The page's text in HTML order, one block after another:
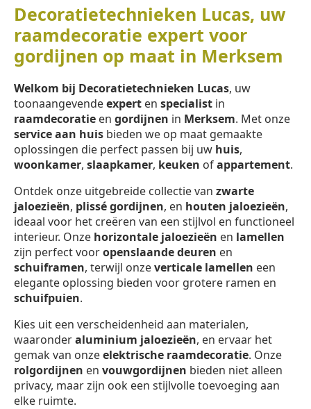
Decoratietechnieken Lucas, uw
raamdecoratie expert voor
gordijnen op maat in Merksem
Welkom bij Decoratietechnieken Lucas, uw
toonaangevendeexpert en specialist in
raamdecoratie en gordijnen in Merksem. Met onze
service aan huis bieden we op maat gemaakte
oplossingen die perfect passen bij uw huis,
woonkamer, slaapkamer, keuken ofappartement.
Ontdek onze uitgebreide collectie van zwarte
jaloezieën, plissé gordijnen, en houten jaloezieën,
ideaal voor het creëren van een stijlvol en functioneel
interieur. Onze horizontale jaloezieën en lamellen
zijn perfect vooropenslaande deuren en
schuiframen, terwijl onzeverticale lamellen een
elegante oplossing bieden voor grotere ramen en
schuifpuien.
Kies uit een verscheidenheid aan materialen,
waaronderaluminium jaloezieën, en ervaar het
gemak van onzeelektrische raamdecoratie. Onze
rolgordijnen en vouwgordijnen bieden niet alleen
privacy, maar zijn ook een stijlvolle toevoeging aan
elke ruimte.